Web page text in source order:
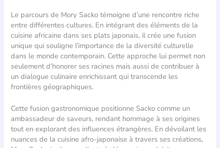
Le parcours de Mory Sacko témoigne d’une rencontre riche
entre différentes cultures. En intégrant des éléments de la
cuisine africaine dans ses plats japonais, il crée une fusion
unique qui souligne l’importance de la diversité culturelle
dans le monde contemporain. Cette approche lui permet non
seulement d’honorer ses racines mais aussi de contribuer à
un dialogue culinaire enrichissant qui transcende les
frontières géographiques.
Cette fusion gastronomique positionne Sacko comme un
ambassadeur de saveurs, rendant hommage à ses origines
tout en explorant des influences étrangères. En dévoilant les
nuances de la cuisine afro-japonaise à travers ses créations,